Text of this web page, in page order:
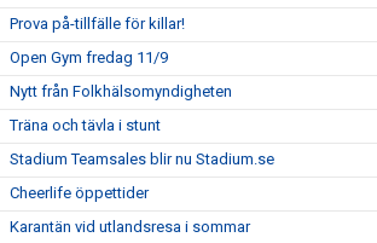
Prova på-tillfälle för killar!
Open Gym fredag 11/9
Nytt från Folkhälsomyndigheten
Träna och tävla i stunt
Stadium Teamsales blir nu Stadium.se
Cheerlife öppettider
Karantän vid utlandsresa i sommar